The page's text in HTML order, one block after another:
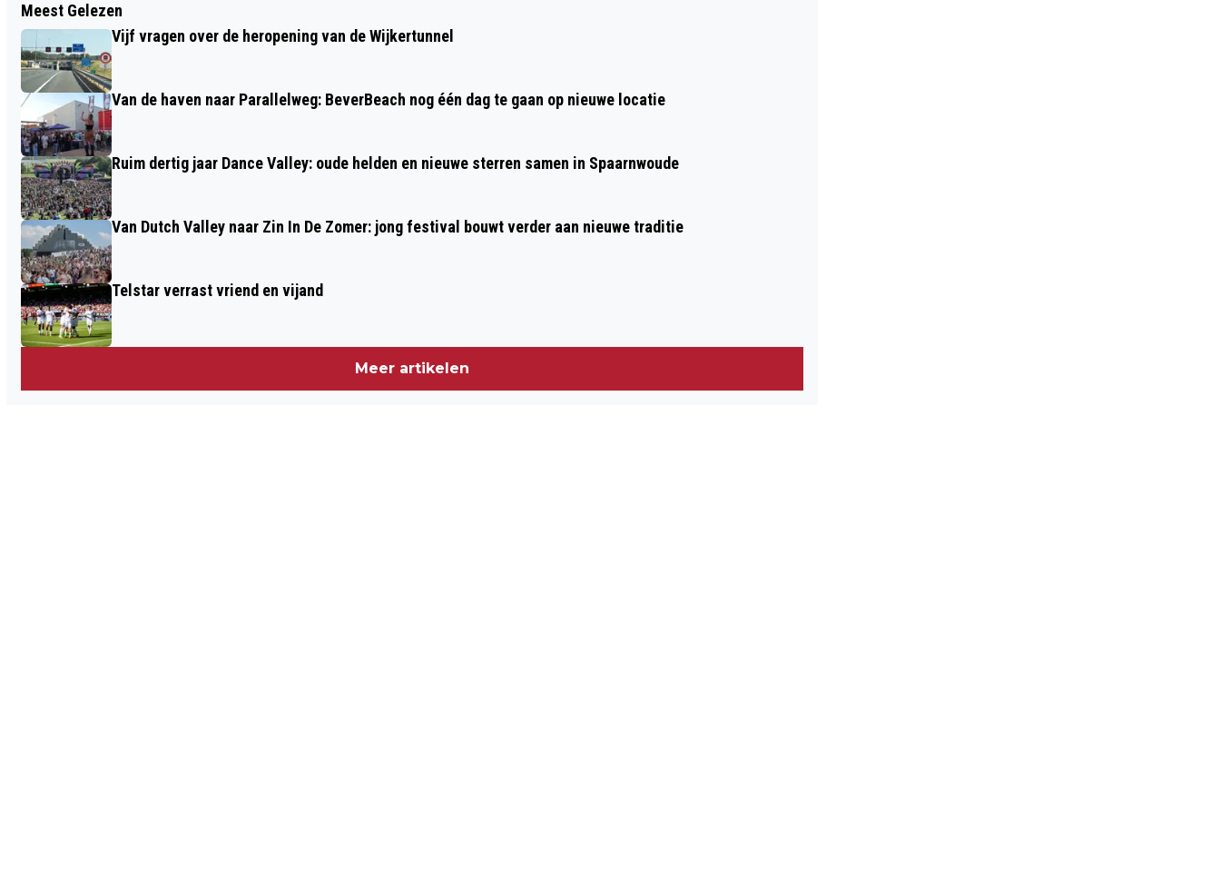
GIRI DEELT KOPPOSITIE TATA STEEL
CHESS, DRIE MAN AAN DE LEIDING
DAG “WINTER” IN SPORTFONDSENBAD
Meest Gelezen
Vijf vragen over de heropening van de Wijkertunnel
Van de haven naar Parallelweg: BeverBeach nog één dag te gaan op nieuwe locatie
Ruim dertig jaar Dance Valley: oude helden en nieuwe sterren samen in Spaarnwoude
Van Dutch Valley naar Zin In De Zomer: jong festival bouwt verder aan nieuwe traditie
Telstar verrast vriend en vijand
Meer artikelen